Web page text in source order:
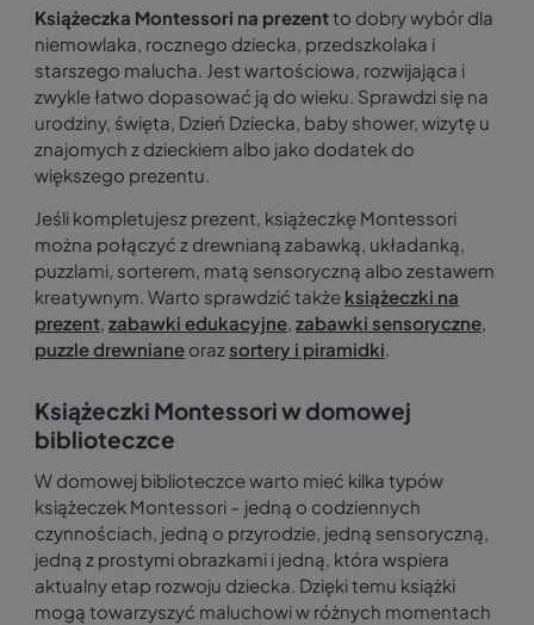
Książeczka Montessori na prezentto dobry wybór dla
niemowlaka, rocznego dziecka, przedszkolaka i
starszego malucha. Jest wartościowa, rozwijająca i
zwykle łatwo dopasować ją do wieku. Sprawdzi się na
urodziny, święta, Dzień Dziecka, baby shower, wizytę u
znajomych z dzieckiem albo jako dodatek do
większego prezentu.
Jeśli kompletujesz prezent, książeczkę Montessori
można połączyć z drewnianą zabawką, układanką,
puzzlami, sorterem, matą sensoryczną albo zestawem
kreatywnym. Warto sprawdzić także książeczki na
prezent, zabawki edukacyjne, zabawki sensoryczne,
puzzle drewniane oraz sortery i piramidki.
Książeczki Montessori w domowej
biblioteczce
W domowej biblioteczce warto mieć kilka typów
książeczek Montessori – jedną o codziennych
czynnościach, jedną o przyrodzie, jedną sensoryczną,
jedną z prostymi obrazkami i jedną, która wspiera
aktualny etap rozwoju dziecka. Dzięki temu książki
mogą towarzyszyć maluchowi w różnych momentach